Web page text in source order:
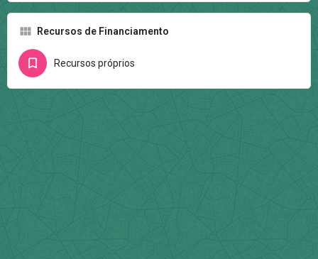
Recursos de Financiamento
Recursos próprios